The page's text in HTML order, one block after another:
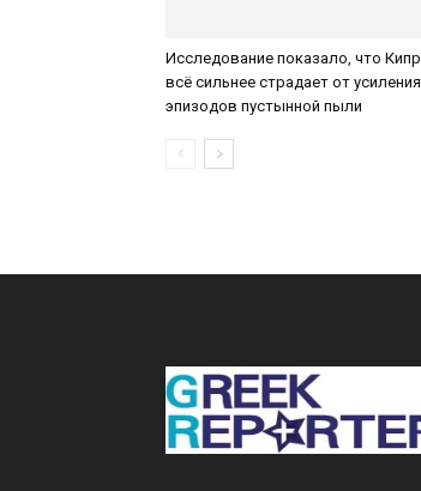
Исследование показало, что Кипр
всё сильнее страдает от усиления
эпизодов пустынной пыли